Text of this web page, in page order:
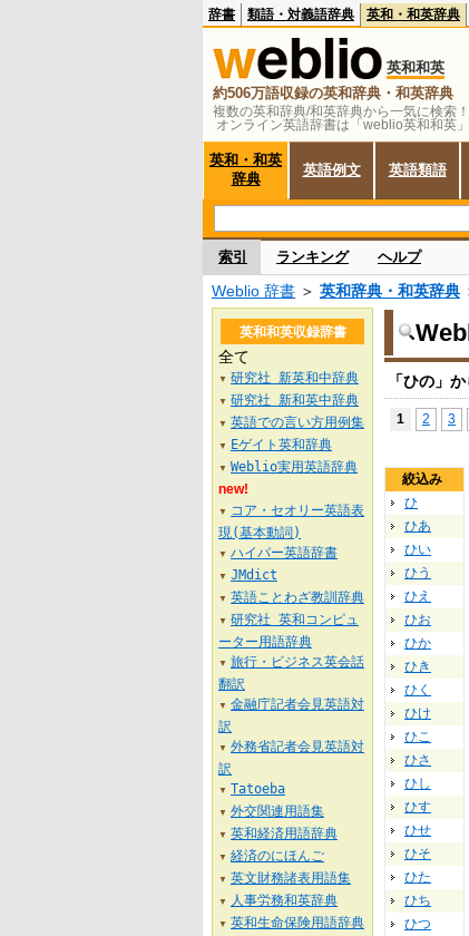
複数の英和辞典/和英辞典から一気に検索！
オンライン英語辞書は「weblio英和和英」
辞書 類語・対義語辞典 英和・和英辞典
英和和英
約506万語収録の英和辞典・和英辞典
英和・和英
辞典
英語例文 英語類語
索引 ランキング ヘルプ
Weblio 辞書 ＞ 英和辞典・和英辞典
「ひの」
1 2 3
絞込み
ひ
ひあ
ひい
ひう
ひえ
ひお
ひか
ひき
ひく
ひけ
ひこ
ひさ
ひし
ひす
ひせ
ひそ
ひた
ひち
ひつ
英和和英収録辞書
全て
▼ 研究社 新英和中辞典
▼ 研究社 新和英中辞典
▼ 英語での言い方用例集
▼ Eゲイト英和辞典
▼ Weblio実用英語辞典
new!
▼
コア・セオリー英語表
現(基本動詞)
▼ ハイパー英語辞書
▼ JMdict
▼ 英語ことわざ教訓辞典
▼ 研究社 英和コンピュ
ーター用語辞典
▼ 旅行・ビジネス英会話
翻訳
▼ 金融庁記者会見英語対
訳
▼ 外務省記者会見英語対
訳
▼ Tatoeba
▼ 外交関連用語集
▼ 英和経済用語辞典
▼ 経済のにほんご
▼ 英文財務諸表用語集
▼ 人事労務和英辞典
▼ 英和生命保険用語辞典